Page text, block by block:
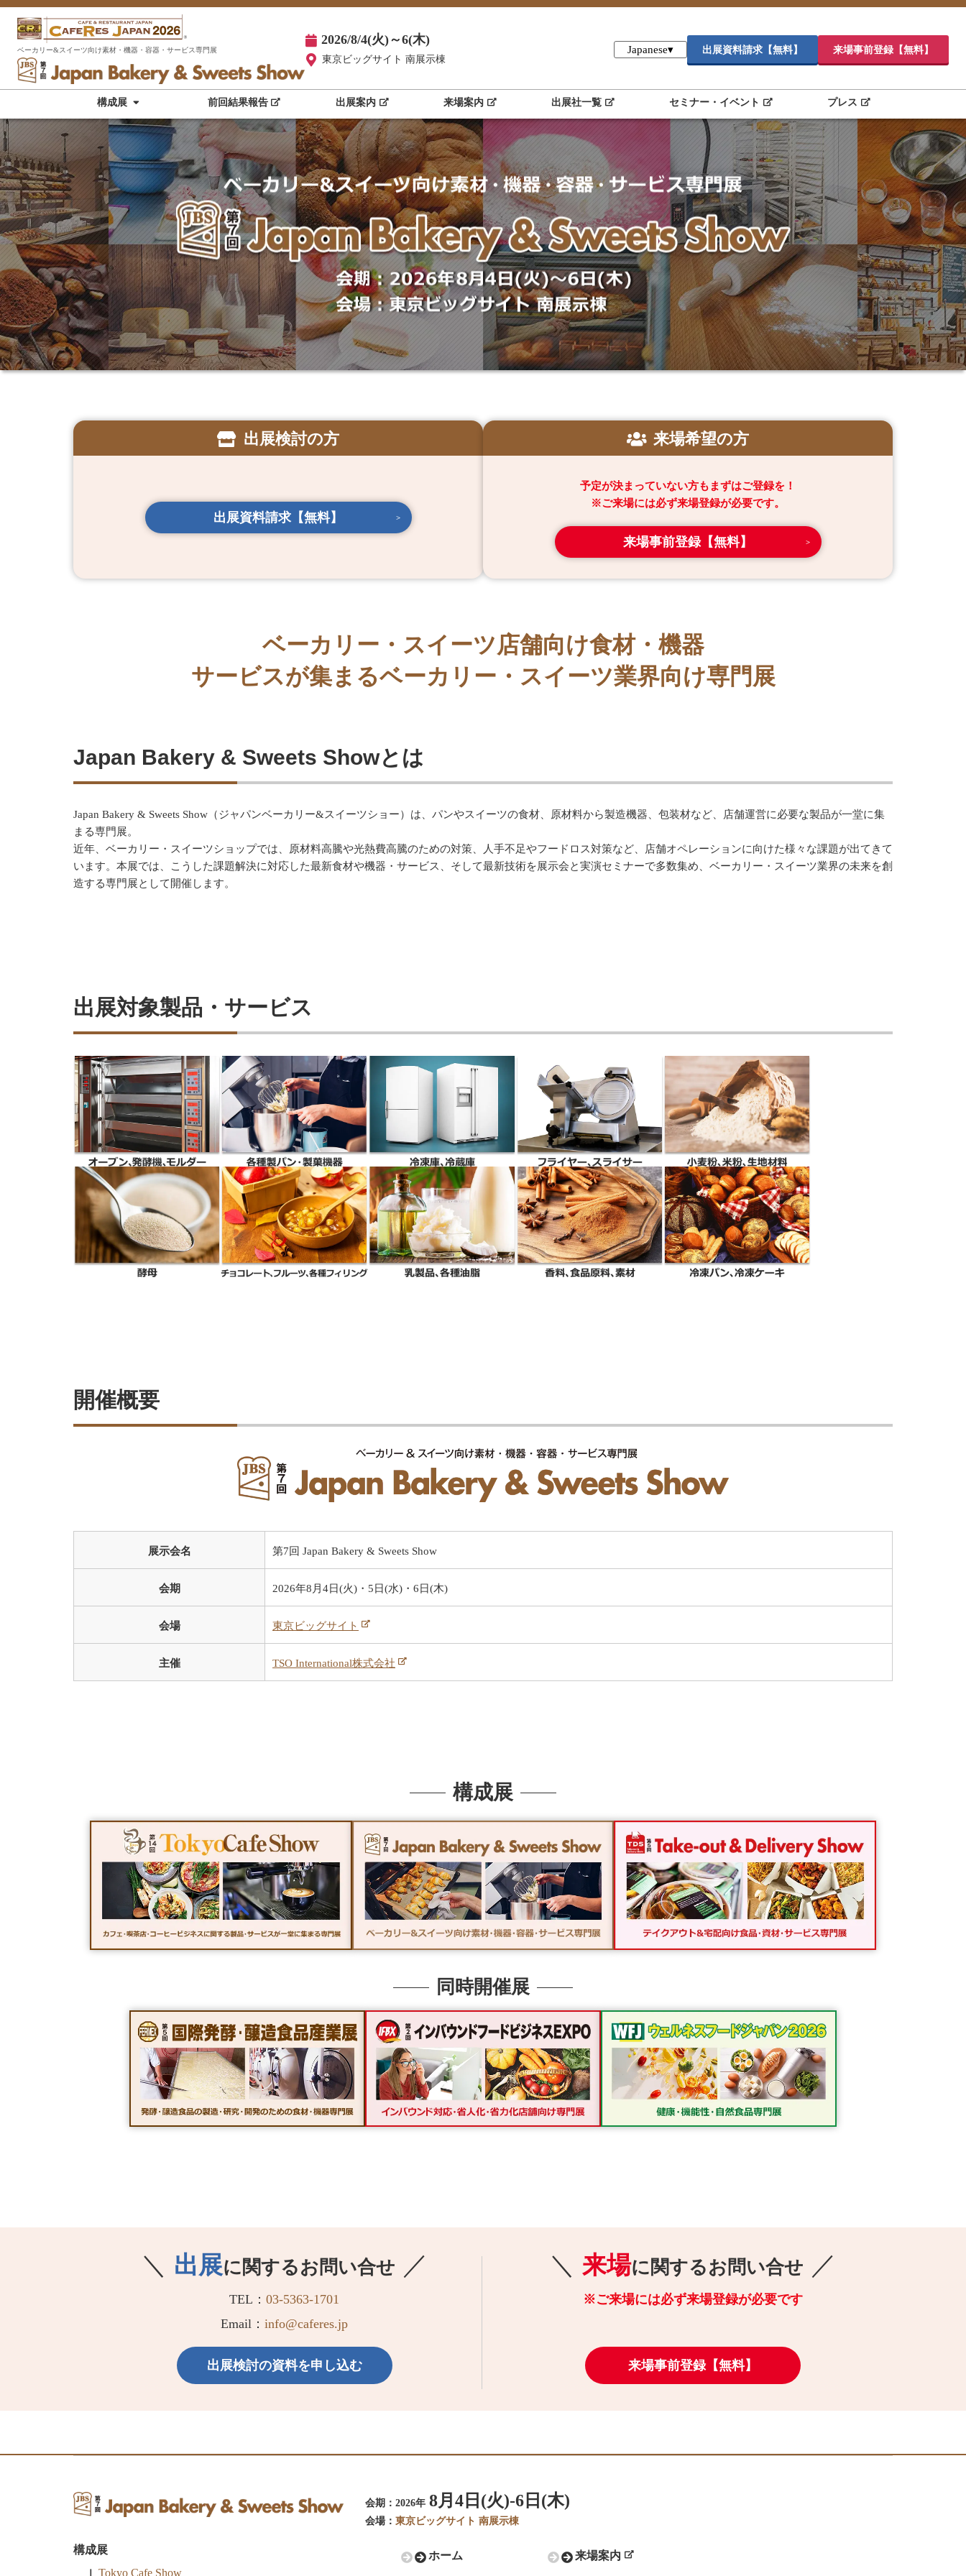
ベーカリー&スイーツ向け素材・機器・容器・サービス専門展
2026/8/4(火)～6(木)
東京ビッグサイト 南展示棟
Japanese▾ 出展資料請求【無料】 来場事前登録【無料】
構成展 前回結果報告 出展案内 来場案内 出展社一覧 セミナー・イベント プレス
出展検討の方
出展資料請求【無料】
来場希望の方
予定が決まっていない方もまずはご登録を！
※ご来場には必ず来場登録が必要です。
来場事前登録【無料】
ベーカリー・スイーツ店舗向け食材・機器
サービスが集まるベーカリー・スイーツ業界向け専門展
Japan Bakery & Sweets Showとは
Japan Bakery & Sweets Show（ジャパンベーカリー&スイーツショー）は、パンやスイーツの食材、原材料から製造機器、包装材など、店舗運営に必要な製品が一堂に集
まる専門展。
近年、ベーカリー・スイーツショップでは、原材料高騰や光熱費高騰のための対策、人手不足やフードロス対策など、店舗オペレーションに向けた様々な課題が出てきて
います。本展では、こうした課題解決に対応した最新食材や機器・サービス、そして最新技術を展示会と実演セミナーで多数集め、ベーカリー・スイーツ業界の未来を創
造する専門展として開催します。
出展対象製品・サービス
開催概要
展示会名 第7回 Japan Bakery & Sweets Show
会期 2026年8月4日(火)・5日(水)・6日(木)
会場 東京ビッグサイト
主催 TSO International株式会社
構成展
同時開催展
＼ 出展に関するお問い合せ ／
TEL：03-5363-1701
Email：info@caferes.jp
出展検討の資料を申し込む
＼ 来場に関するお問い合せ ／
※ご来場には必ず来場登録が必要です
来場事前登録【無料】
会期：2026年 8月4日(火)-6日(木)
会場：東京ビッグサイト 南展示棟
構成展
Tokyo Cafe Show
ホーム 来場案内